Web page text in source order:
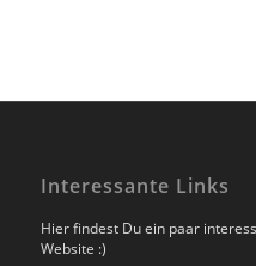
Interessante Links
Hier findest Du ein paar
Website :)